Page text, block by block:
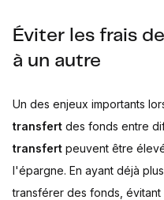
Éviter les frais
à un autre
Un des enjeux importants
transfert des fonds entre
transfert peuvent être
l'épargne. En ayant déjà
transférer des fonds, évitant